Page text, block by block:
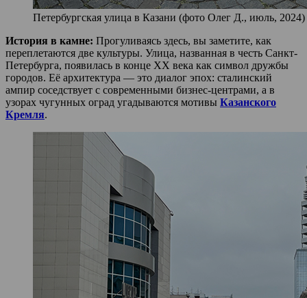
Петербургская улица в Казани (фото Олег Д., июль, 2024)
История в камне: Прогуливаясь здесь, вы заметите, как
переплетаются две культуры. Улица, названная в честь Санкт-
Петербурга, появилась в конце XX века как символ дружбы
городов. Её архитектура — это диалог эпох: сталинский
ампир соседствует с современными бизнес-центрами, а в
узорах чугунных оград угадываются мотивы Казанского
Кремля.